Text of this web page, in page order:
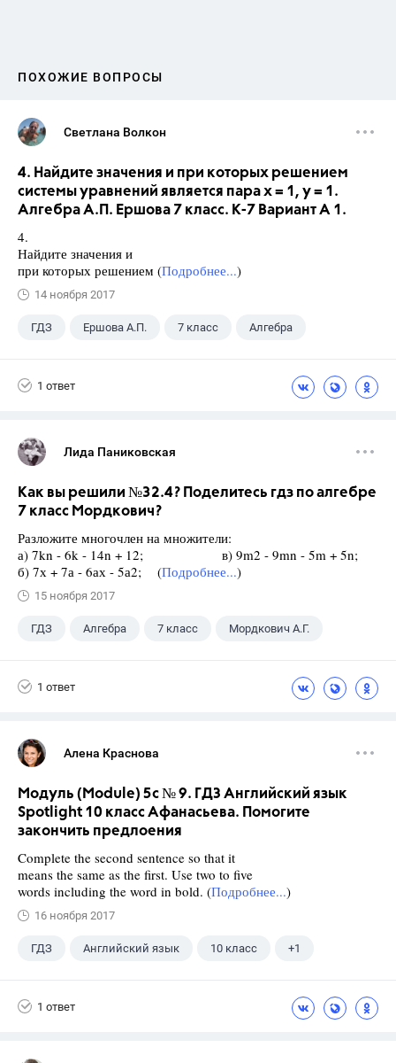
ПОХОЖИЕ ВОПРОСЫ
Светлана Волкон
4. Найдите значения и при которых решением
системы уравнений является пара х = 1, у = 1.
Алгебра А.П. Ершова 7 класс. К-7 Вариант А 1.
4.
Найдите значения и
при которых решением (Подробнее...)
14 ноября 2017
ГДЗ Ершова А.П. 7 класс Алгебра
1 ответ
Лида Паниковская
Как вы решили №32.4? Поделитесь гдз по алгебре
7 класс Мордкович?
Разложите многочлен на множители:
а) 7kn - 6k - 14n + 12; в) 9m2 - 9mn - 5m + 5n;
б) 7х + 7а - 6ах - 5а2; (Подробнее...)
15 ноября 2017
ГДЗ Алгебра 7 класс Мордкович А.Г.
1 ответ
Алена Краснова
Модуль (Module) 5c № 9. ГДЗ Английский язык
Spotlight 10 класс Афанасьева. Помогите
закончить предлоения
Complete the second sentence so that it
means the same as the first. Use two to five
words including the word in bold. (Подробнее...)
16 ноября 2017
ГДЗ Английский язык 10 класс +1
1 ответ